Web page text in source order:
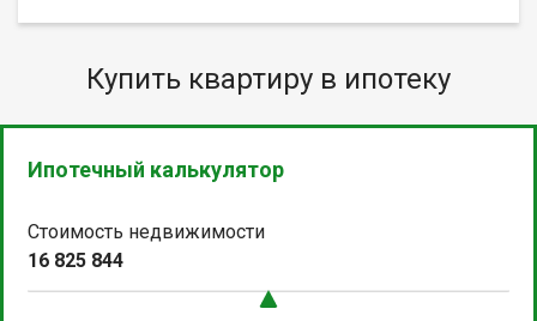
Купить квартиру в ипотеку
Ипотечный калькулятор
Стоимость недвижимости
16 825 844